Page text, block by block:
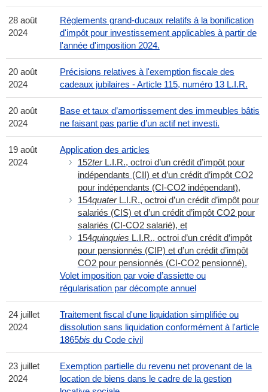
28 août
2024
Règlements grand-ducaux relatifs à la bonification
d'impôt pour investissement applicables à partir de
l'année d'imposition 2024.
20 août
2024
Précisions relatives à l'exemption fiscale des
cadeaux jubilaires - Article 115, numéro 13 L.I.R.
20 août
2024
Base et taux d’amortissement des immeubles bâtis
ne faisant pas partie d’un actif net investi.
19 août
2024
Application des articles
152terL.I.R., octroi d’un crédit d’impôt pour
indépendants (CII) et d’un crédit d’impôt CO2
pour indépendants (CI-CO2 indépendant),
154quaterL.I.R., octroi d’un crédit d’impôt pour
salariés (CIS) et d’un crédit d’impôt CO2 pour
salariés (CI-CO2 salarié), et
154quinquies L.I.R., octroi d’un crédit d’impôt
pour pensionnés (CIP) et d’un crédit d’impôt
CO2 pour pensionnés (CI-CO2 pensionné).
Volet imposition par voie d’assiette ou
régularisation par décompte annuel
24 juillet
2024
Traitement fiscal d'une liquidation simplifiée ou
dissolution sans liquidation conformément à l'article
1865bis du Code civil
23 juillet
2024
Exemption partielle du revenu net provenant de la
location de biens dans le cadre de la gestion